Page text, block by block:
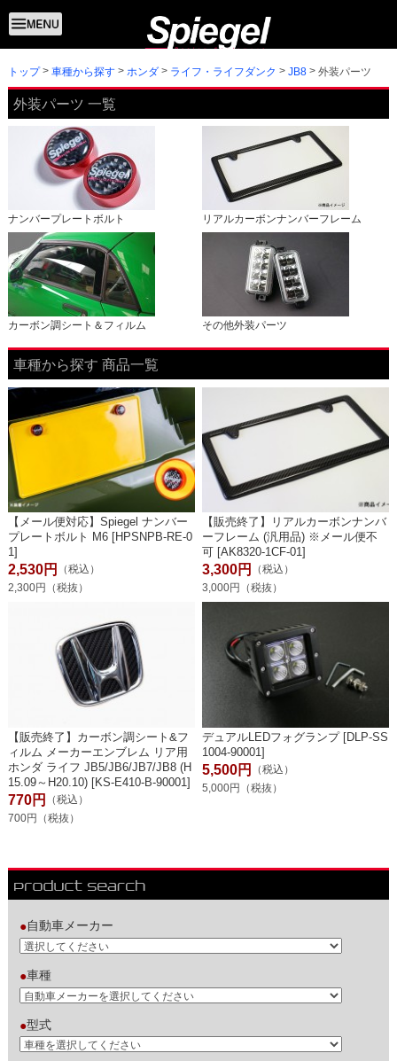
トップ 車種から探す ホンダ ライフ・ライフダンク JB8 外装パーツ
外装パーツ 一覧
ナンバープレートボルト リアルカーボンナンバーフレーム
カーボン調シート＆フィルム その他外装パーツ
車種から探す 商品一覧
【メール便対応】Spiegel ナンバー
プレートボルト M6 [HPSNPB-RE-0
1]
2,530円
（税込）
2,300円（税抜）
【販売終了】リアルカーボンナンバ
ーフレーム (汎用品) ※メール便不
可 [AK8320-1CF-01]
3,300円
（税込）
3,000円（税抜）
【販売終了】カーボン調シート&フ
ィルム メーカーエンブレム リア用
ホンダ ライフ JB5/JB6/JB7/JB8 (H
15.09～H20.10) [KS-E410-B-90001]
770円
（税込）
700円（税抜）
デュアルLEDフォグランプ [DLP-SS
1004-90001]
5,500円
（税込）
5,000円（税抜）
●自動車メーカー
●車種
●型式